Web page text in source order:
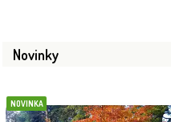
Novinky
NOVINKA